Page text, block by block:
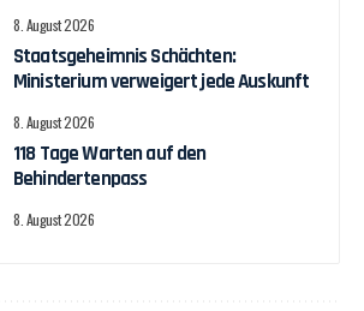
8. August 2026
Staatsgeheimnis Schächten:
Ministerium verweigert jede Auskunft
8. August 2026
118 Tage Warten auf den
Behindertenpass
8. August 2026